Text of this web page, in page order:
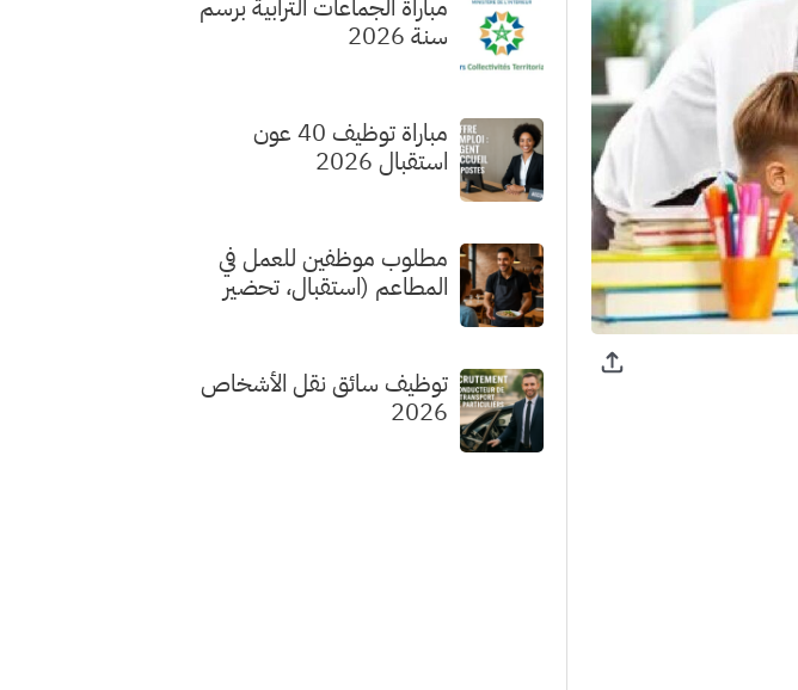
مباراة الجماعات الترابية برسم
سنة 2026
مباراة توظيف 40 عون
استقبال 2026
مطلوب موظفين للعمل في
المطاعم (استقبال، تحضير
توظيف سائق نقل الأشخاص
2026